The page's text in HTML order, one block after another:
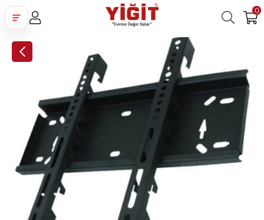
0
Facebook İle Bağlan
Google İle Bağlan